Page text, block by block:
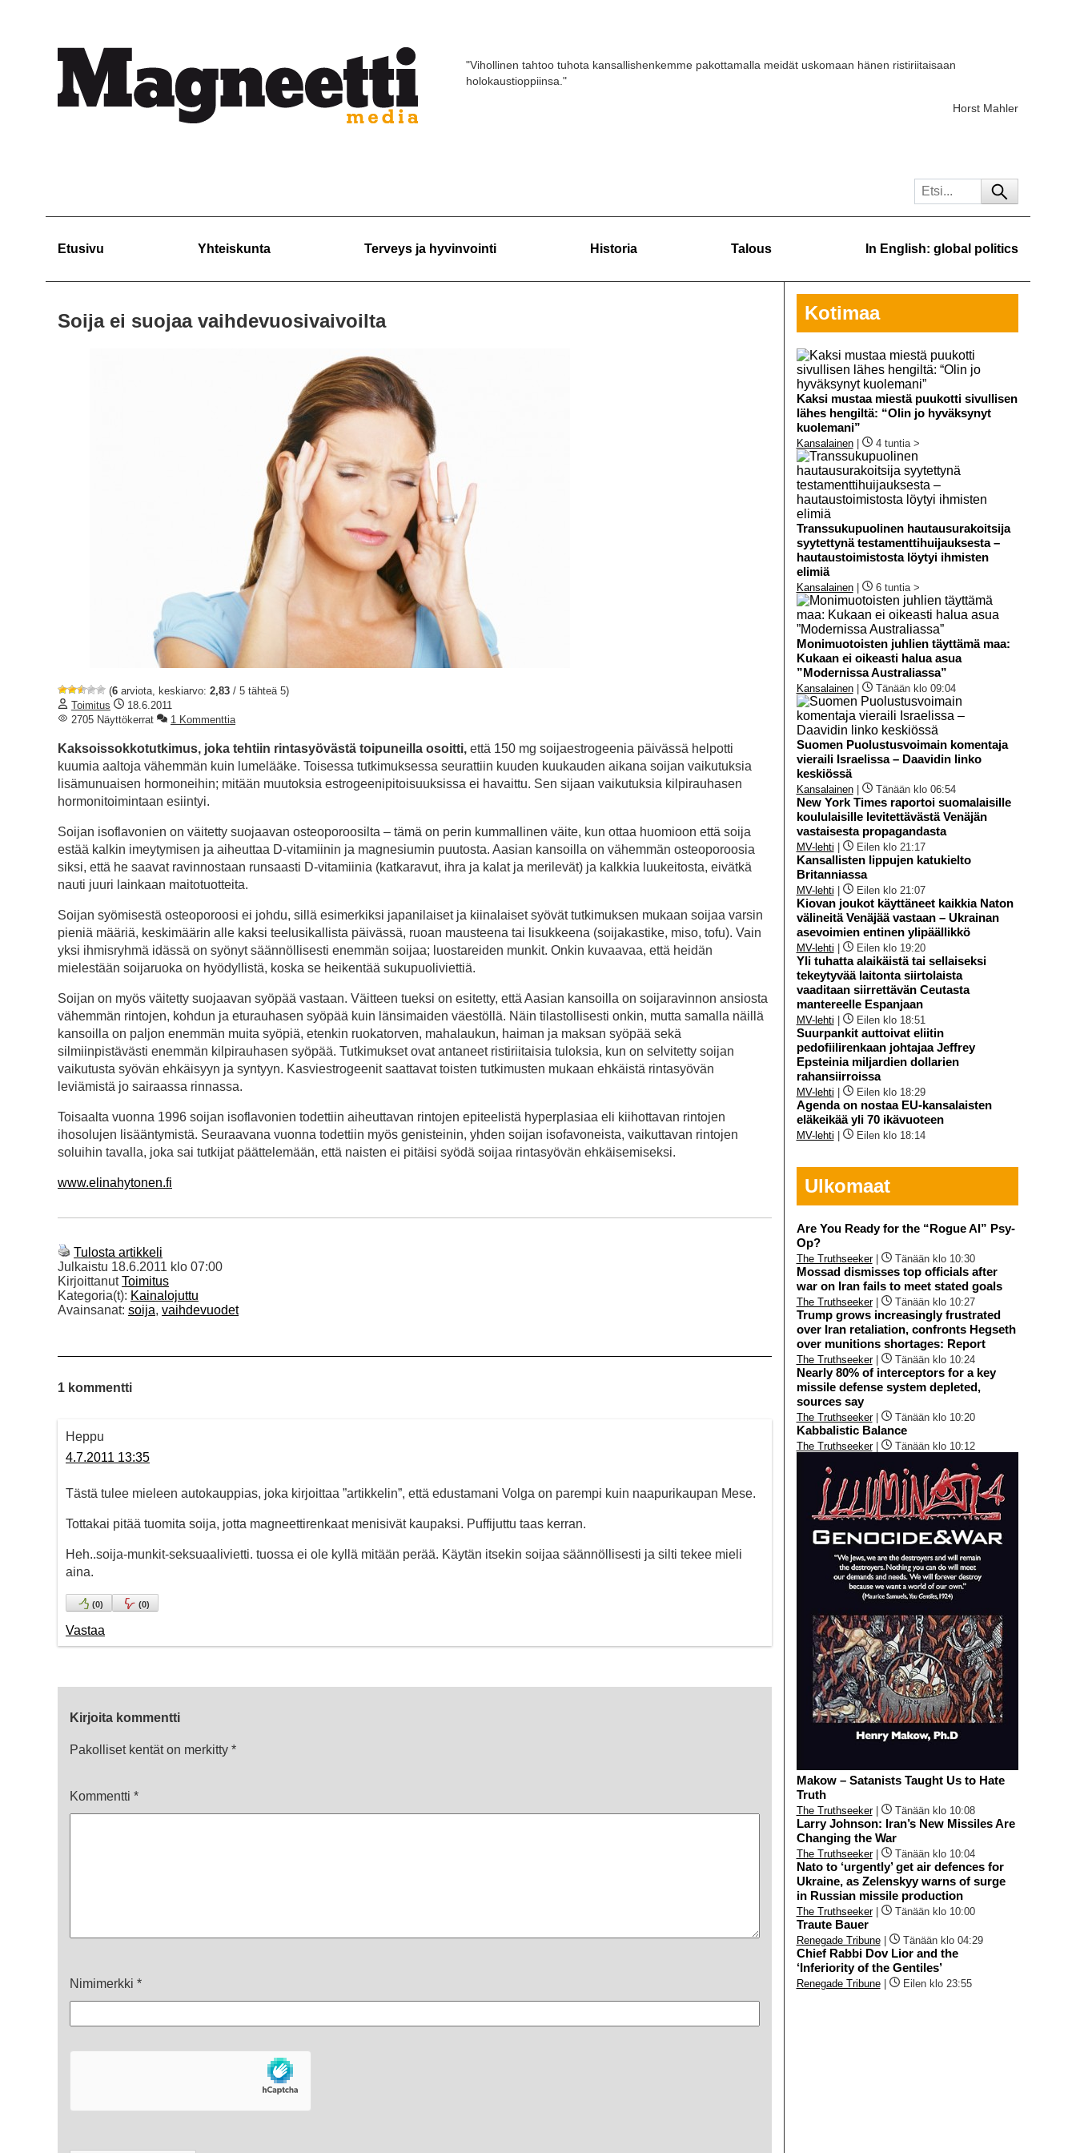
"Vihollinen tahtoo tuhota kansallishenkemme pakottamalla meidät uskomaan hänen ristiriitaisaan
holokaustioppiinsa."
Horst Mahler
Etusivu Yhteiskunta Terveys ja hyvinvointi Historia Talous In English: global politics
Soija ei suojaa vaihdevuosivaivoilta
(6 arviota, keskiarvo: 2,83 / 5 tähteä 5)
Toimitus
18.6.2011
2705 Näyttökerrat
1 Kommenttia
Kaksoissokkotutkimus, joka tehtiin rintasyövästä toipuneilla osoitti, että 150 mg soijaestrogeenia päivässä helpotti
kuumia aaltoja vähemmän kuin lumelääke. Toisessa tutkimuksessa seurattiin kuuden kuukauden aikana soijan vaikutuksia
lisämunuaisen hormoneihin; mitään muutoksia estrogeenipitoisuuksissa ei havaittu. Sen sijaan vaikutuksia kilpirauhasen
hormonitoimintaan esiintyi.
Soijan isoflavonien on väitetty suojaavan osteoporoosilta – tämä on perin kummallinen väite, kun ottaa huomioon että soija
estää kalkin imeytymisen ja aiheuttaa D-vitamiinin ja magnesiumin puutosta. Aasian kansoilla on vähemmän osteoporoosia
siksi, että he saavat ravinnostaan runsaasti D-vitamiinia (katkaravut, ihra ja kalat ja merilevät) ja kalkkia luukeitosta, eivätkä
nauti juuri lainkaan maitotuotteita.
Soijan syömisestä osteoporoosi ei johdu, sillä esimerkiksi japanilaiset ja kiinalaiset syövät tutkimuksen mukaan soijaa varsin
pieniä määriä, keskimäärin alle kaksi teelusikallista päivässä, ruoan mausteena tai lisukkeena (soijakastike, miso, tofu). Vain
yksi ihmisryhmä idässä on syönyt säännöllisesti enemmän soijaa; luostareiden munkit. Onkin kuvaavaa, että heidän
mielestään soijaruoka on hyödyllistä, koska se heikentää sukupuoliviettiä.
Soijan on myös väitetty suojaavan syöpää vastaan. Väitteen tueksi on esitetty, että Aasian kansoilla on soijaravinnon ansiosta
vähemmän rintojen, kohdun ja eturauhasen syöpää kuin länsimaiden väestöllä. Näin tilastollisesti onkin, mutta samalla näillä
kansoilla on paljon enemmän muita syöpiä, etenkin ruokatorven, mahalaukun, haiman ja maksan syöpää sekä
silmiinpistävästi enemmän kilpirauhasen syöpää. Tutkimukset ovat antaneet ristiriitaisia tuloksia, kun on selvitetty soijan
vaikutusta syövän ehkäisyyn ja syntyyn. Kasviestrogeenit saattavat toisten tutkimusten mukaan ehkäistä rintasyövän
leviämistä jo sairaassa rinnassa.
Toisaalta vuonna 1996 soijan isoflavonien todettiin aiheuttavan rintojen epiteelistä hyperplasiaa eli kiihottavan rintojen
ihosolujen lisääntymistä. Seuraavana vuonna todettiin myös genisteinin, yhden soijan isofavoneista, vaikuttavan rintojen
soluihin tavalla, joka sai tutkijat päättelemään, että naisten ei pitäisi syödä soijaa rintasyövän ehkäisemiseksi.
www.elinahytonen.fi
Tulosta artikkeli
Julkaistu 18.6.2011 klo 07:00
KirjoittanutToimitus
Kategoria(t): Kainalojuttu
Avainsanat: soija, vaihdevuodet
1 kommentti
Heppu
4.7.2011 13:35
Tästä tulee mieleen autokauppias, joka kirjoittaa ”artikkelin”, että edustamani Volga on parempi kuin naapurikaupan Mese.
Tottakai pitää tuomita soija, jotta magneettirenkaat menisivät kaupaksi. Puffijuttu taas kerran.
Heh..soija-munkit-seksuaalivietti. tuossa ei ole kyllä mitään perää. Käytän itsekin soijaa säännöllisesti ja silti tekee mieli
aina.
(0) (0)
Vastaa
Kirjoita kommentti
Pakolliset kentät on merkitty *
Kommentti *
Nimimerkki *
Kotimaa
Kaksi mustaa miestä puukotti sivullisen
lähes hengiltä: “Olin jo hyväksynyt
kuolemani”
Kansalainen| 4 tuntia >
Transsukupuolinen hautausurakoitsija
syytettynä testamenttihuijauksesta –
hautaustoimistosta löytyi ihmisten
elimiä
Kansalainen| 6 tuntia >
Monimuotoisten juhlien täyttämä maa:
Kukaan ei oikeasti halua asua
”Modernissa Australiassa”
Kansalainen| Tänään klo 09:04
Suomen Puolustusvoimain komentaja
vieraili Israelissa – Daavidin linko
keskiössä
Kansalainen| Tänään klo 06:54
New York Times raportoi suomalaisille
koululaisille levitettävästä Venäjän
vastaisesta propagandasta
MV-lehti Eilen klo 21:17
Kansallisten lippujen katukielto
Britanniassa
MV-lehti Eilen klo 21:07
Kiovan joukot käyttäneet kaikkia Naton
välineitä Venäjää vastaan – Ukrainan
asevoimien entinen ylipäällikkö
MV-lehti Eilen klo 19:20
Yli tuhatta alaikäistä tai sellaiseksi
tekeytyvää laitonta siirtolaista
vaaditaan siirrettävän Ceutasta
mantereelle Espanjaan
MV-lehti Eilen klo 18:51
Suurpankit auttoivat eliitin
pedofiilirenkaan johtajaa Jeffrey
Epsteinia miljardien dollarien
rahansiirroissa
MV-lehti Eilen klo 18:29
Agenda on nostaa EU-kansalaisten
eläkeikää yli 70 ikävuoteen
MV-lehti Eilen klo 18:14
Ulkomaat
Are You Ready for the “Rogue AI” Psy-
Op?
The Truthseeker| Tänään klo 10:30
Mossad dismisses top officials after
war on Iran fails to meet stated goals
The Truthseeker| Tänään klo 10:27
Trump grows increasingly frustrated
over Iran retaliation, confronts Hegseth
over munitions shortages: Report
The Truthseeker| Tänään klo 10:24
Nearly 80% of interceptors for a key
missile defense system depleted,
sources say
The Truthseeker| Tänään klo 10:20
Kabbalistic Balance
The Truthseeker| Tänään klo 10:12
Makow – Satanists Taught Us to Hate
Truth
The Truthseeker| Tänään klo 10:08
Larry Johnson: Iran’s New Missiles Are
Changing the War
The Truthseeker| Tänään klo 10:04
Nato to ‘urgently’ get air defences for
Ukraine, as Zelenskyy warns of surge
in Russian missile production
The Truthseeker| Tänään klo 10:00
Traute Bauer
Renegade Tribune| Tänään klo 04:29
Chief Rabbi Dov Lior and the
‘Inferiority of the Gentiles’
Renegade Tribune| Eilen klo 23:55